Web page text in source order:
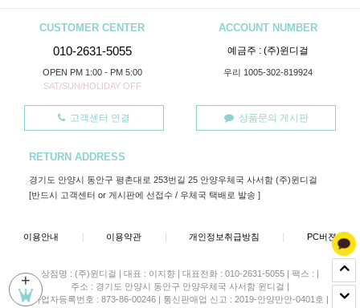
+
CUSTOMER CENTER
010-2631-5055
OPEN PM 1:00 - PM 5:00
SAT/SUN/HOLIDAY OFF
ACCOUNT NUMBER
예금주 : (주)윈디걸
우리 1005-302-819924
고객센터 연결 상품문의 게시판
RETURN ADDRESS
경기도 안양시 동안구 평촌대로 253번길 25 안양우체국 사서함 (주)윈디걸
[반드시 고객센터 or 게시판에 선접수 / 우체국 택배로 발송 ]
이용안내 | 이용약관 | 개인정보취급방침 | PC버젼
상점명 : (주)윈디걸 | 대표 : 이지향 | 대표전화 : 010-2631-5055 | 팩스 : |
주소 : 경기도 안양시 동안구 안양우체국 사서함 윈디걸 |
사업자등록번호 : 873-86-00246 | 통신판매업 신고 : 2019-안양만안-0401호 |